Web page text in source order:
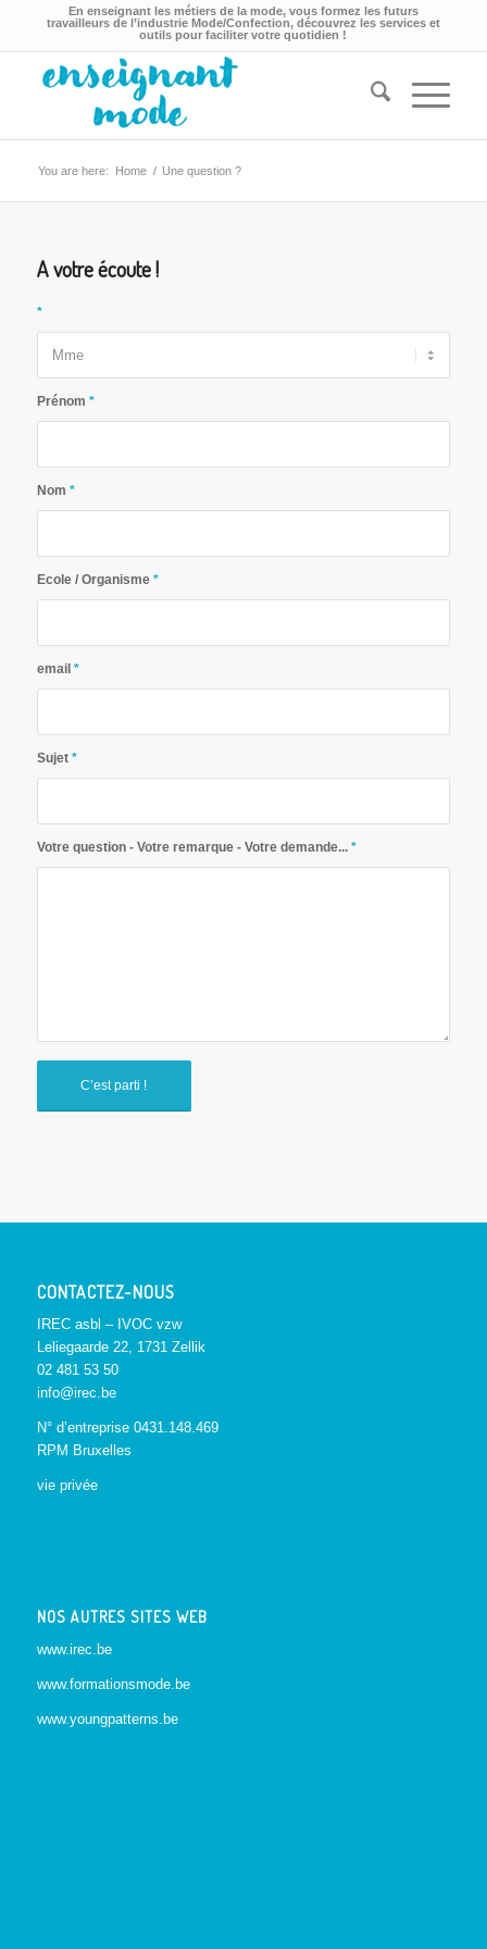
En enseignant les métiers de la mode, vous formez les futurs
travailleurs de l’industrie Mode/Confection, découvrez les services et
outils pour faciliter votre quotidien !
You are here: Home / Une question ?
A votre écoute !
*
Prénom *
Nom *
Ecole / Organisme *
email *
Sujet *
Votre question - Votre remarque - Votre demande... *
CONTACTEZ-NOUS
IREC asbl – IVOC vzw
Leliegaarde 22, 1731 Zellik
02 481 53 50
info@irec.be
N° d’entreprise 0431.148.469
RPM Bruxelles
vie privée
NOS AUTRES SITES WEB
www.irec.be
www.formationsmode.be
www.youngpatterns.be